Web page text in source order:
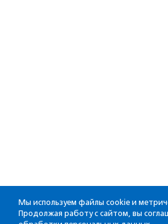
Мы используем файлы cookie и
Продолжая работу с сайтом, вы